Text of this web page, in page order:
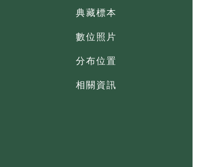
典藏標本
數位照片
分布位置
相關資訊